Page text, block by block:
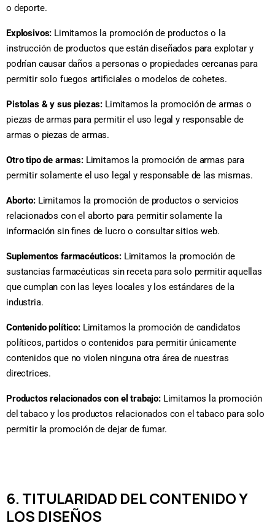
o deporte.
Explosivos: Limitamos la promoción de productos o la
instrucción de productos que están diseñados para explotar y
podrían causar daños a personas o propiedades cercanas para
permitir solo fuegos artificiales o modelos de cohetes.
Pistolas & y sus piezas: Limitamos la promoción de armas o
piezas de armas para permitir el uso legal y responsable de
armas o piezas de armas.
Otro tipo de armas:Limitamos la promoción de armas para
permitir solamente el uso legal y responsable de las mismas.
Aborto:Limitamos la promoción de productos o servicios
relacionados con el aborto para permitir solamente la
información sin fines de lucro o consultar sitios web.
Suplementos farmacéuticos:Limitamos la promoción de
sustancias farmacéuticas sin receta para solo permitir aquellas
que cumplan con las leyes locales y los estándares de la
industria.
Contenido político:Limitamos la promoción de candidatos
políticos, partidos o contenidos para permitir únicamente
contenidos que no violen ninguna otra área de nuestras
directrices.
Productos relacionados con el trabajo:Limitamos la promoción
del tabaco y los productos relacionados con el tabaco para solo
permitir la promoción de dejar de fumar.
6. TITULARIDAD DEL CONTENIDO Y
LOS DISEÑOS